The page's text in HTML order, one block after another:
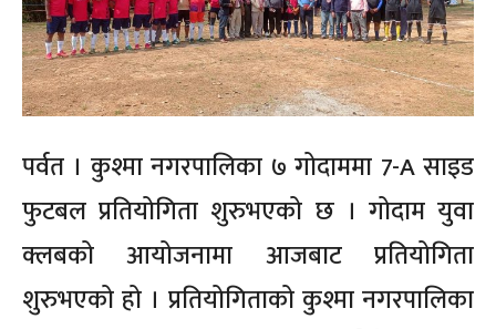
पर्वत । कुश्मा नगरपालिका ७ गोदाममा 7-A साइड
फुटबल प्रतियोगिता शुरुभएको छ । गोदाम युवा
क्लबको आयोजनामा आजबाट प्रतियोगिता
शुरुभएको हो । प्रतियोगिताको कुश्मा नगरपालिका